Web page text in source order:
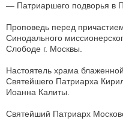
— Патриаршего подворья в
Проповедь перед
Синодального
Слободе г. Москвы.
Настоятель храма
Святейшего Патриарха
Иоанна Калиты.
Святейший Патриарх